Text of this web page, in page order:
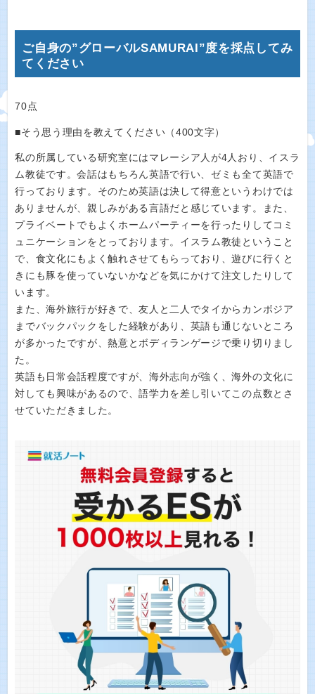
ご自身の”グローバルSAMURAI”度を採点してみ
てください
70点
■そう思う理由を教えてください（400文字）
私の所属している研究室にはマレーシア人が4人おり、イスラ
ム教徒です。会話はもちろん英語で行い、ゼミも全て英語で
行っております。そのため英語は決して得意というわけでは
ありませんが、親しみがある言語だと感じています。また、
プライベートでもよくホームパーティーを行ったりしてコミ
ュニケーションをとっております。イスラム教徒ということ
で、食文化にもよく触れさせてもらっており、遊びに行くと
きにも豚を使っていないかなどを気にかけて注文したりして
います。
また、海外旅行が好きで、友人と二人でタイからカンボジア
までバックパックをした経験があり、英語も通じないところ
が多かったですが、熱意とボディランゲージで乗り切りまし
た。
英語も日常会話程度ですが、海外志向が強く、海外の文化に
対しても興味があるので、語学力を差し引いてこの点数とさ
せていただきました。